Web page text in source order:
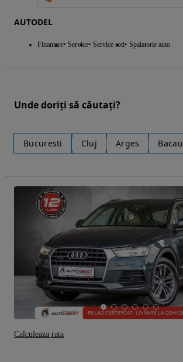
AUTODEL
Finantare Service Service roti Spalatorie auto
Unde doriți să căutați?
Bucuresti Cluj Arges Bacau
Calculeaza rata